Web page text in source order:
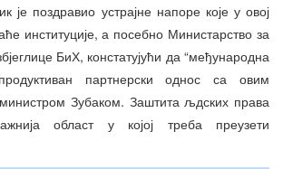
је поздравио устрајне напоре које у овој
институције, а посебно Министарство за
БиХ, констатујући да “међународна
партнерски однос са овим
Зубаком. Заштита љдских права
област у којој треба преузети